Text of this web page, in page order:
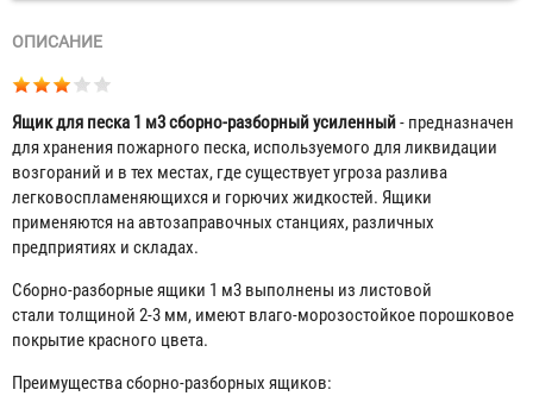
ОПИСАНИЕ
Ящик для песка 1 м3сборно-разборный усиленный- предназначен
для хранения пожарного песка, используемого для ликвидации
возгораний и в тех местах, где существует угроза разлива
легковоспламеняющихся и горючих жидкостей. Ящики
применяются на автозаправочных станциях, различных
предприятиях и складах.
Сборно-разборные ящики 1 м3 выполнены из листовой
стали толщиной 2-3 мм, имеют влаго-морозостойкое порошковое
покрытие красного цвета.
Преимущества сборно-разборных ящиков: